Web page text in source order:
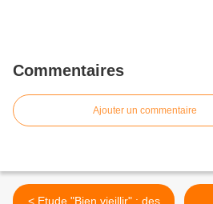
Commentaires
Ajouter un commentaire
< Etude "Bien vieillir" : des